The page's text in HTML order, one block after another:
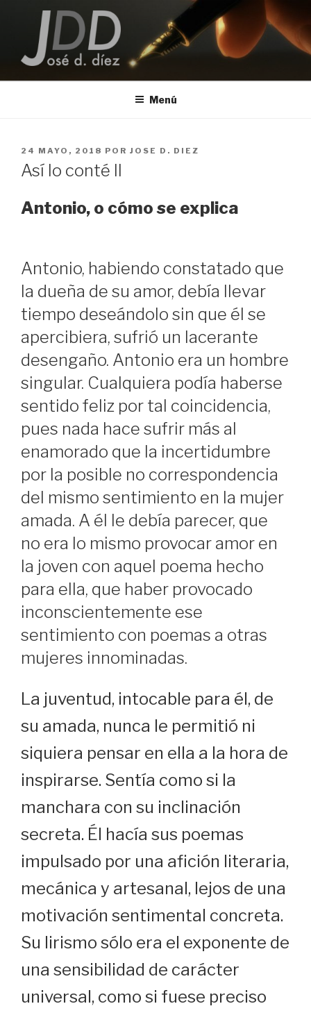
contenido
JOSE D. DIEZ
Menú
PUBLICADO
EL
24 MAYO, 2018 POR JOSE D. DIEZ
Así lo conté II
Antonio, o cómo se explica
Antonio, habiendo constatado que
la dueña de su amor, debía llevar
tiempo deseándolo sin que él se
apercibiera, sufrió un lacerante
desengaño. Antonio era un hombre
singular. Cualquiera podía haberse
sentido feliz por tal coincidencia,
pues nada hace sufrir más al
enamorado que la incertidumbre
por la posible no correspondencia
del mismo sentimiento en la mujer
amada. A él le debía parecer, que
no era lo mismo provocar amor en
la joven con aquel poema hecho
para ella, que haber provocado
inconscientemente ese
sentimiento con poemas a otras
mujeres innominadas.
La juventud, intocable para él, de
su amada, nunca le permitió ni
siquiera pensar en ella a la hora de
inspirarse. Sentía como si la
manchara con su inclinación
secreta. Él hacía sus poemas
impulsado por una afición literaria,
mecánica y artesanal, lejos de una
motivación sentimental concreta.
Su lirismo sólo era el exponente de
una sensibilidad de carácter
universal, como si fuese preciso